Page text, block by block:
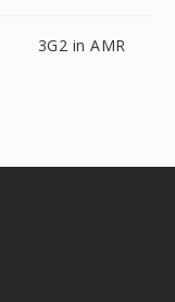
3G2 in AMR